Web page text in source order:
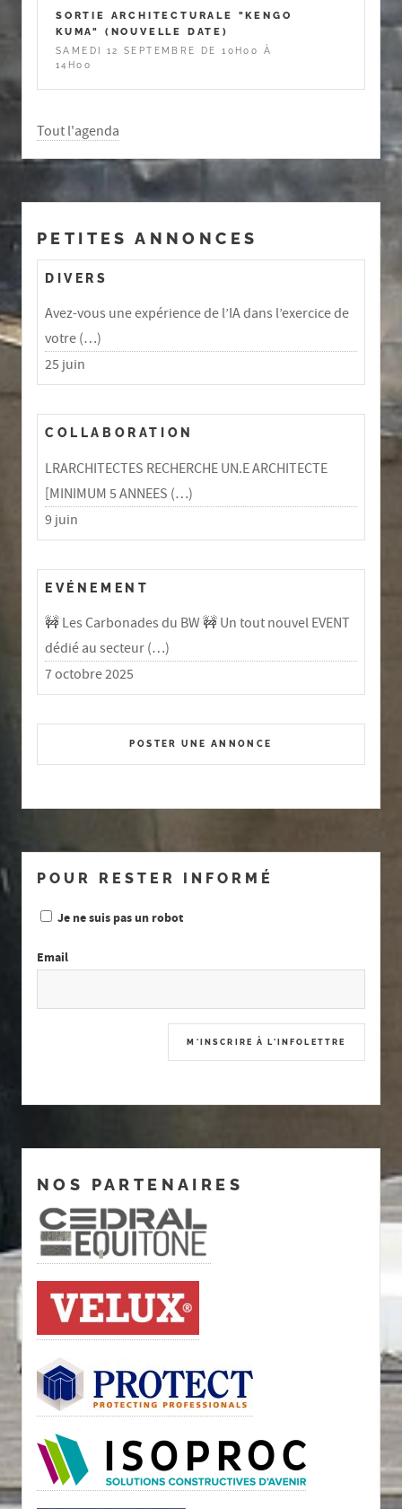
SORTIE ARCHITECTURALE "KENGO
KUMA" (NOUVELLE DATE)
SAMEDI 12 SEPTEMBRE DE 10H00 À
14H00
Tout l'agenda
PETITES ANNONCES
DIVERS
Avez-vous une expérience de l’IA dans l’exercice de
votre (…)
25 juin
COLLABORATION
LRARCHITECTES RECHERCHE UN.E ARCHITECTE
[MINIMUM 5 ANNEES (…)
9 juin
EVÉNEMENT
🚧 Les Carbonades du BW 🚧 Un tout nouvel EVENT
dédié au secteur (…)
7 octobre 2025
POSTER UNE ANNONCE
POUR RESTER INFORMÉ
Je ne suis pas un robot
Email
NOS PARTENAIRES